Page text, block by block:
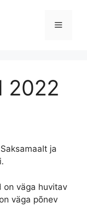
Menu
2022
ja
on väga huvitav
väga põnev